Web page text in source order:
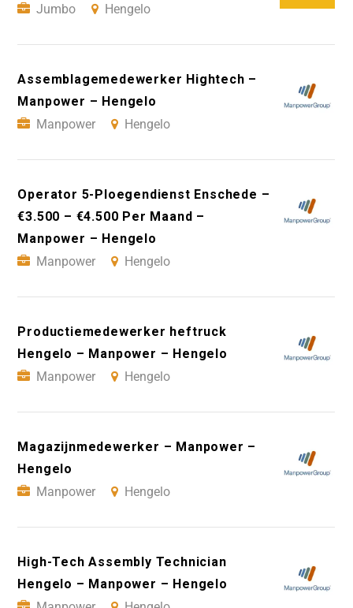
Jumbo
Hengelo
Assemblagemedewerker Hightech –
Manpower – Hengelo
Manpower
Hengelo
Operator 5-Ploegendienst Enschede –
€3.500 – €4.500 Per Maand –
Manpower – Hengelo
Manpower
Hengelo
Productiemedewerker heftruck
Hengelo – Manpower – Hengelo
Manpower
Hengelo
Magazijnmedewerker – Manpower –
Hengelo
Manpower
Hengelo
High-Tech Assembly Technician
Hengelo – Manpower – Hengelo